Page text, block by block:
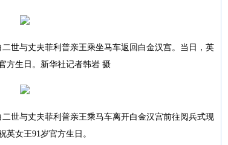
与丈夫菲利普亲王乘坐马车返回白金汉宫。当日，英
方生日。新华社记者韩岩 摄
与丈夫菲利普亲王乘马车离开白金汉宫前往阅兵式现
女王91岁官方生日。